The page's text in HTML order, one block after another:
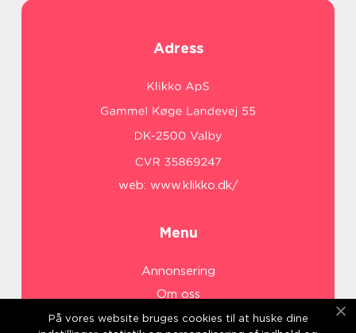
Adress
web: www.klikko.dk/
Menu
Annonsering
Om oss
Cookies
På vores website bruges cookies til at huske dine